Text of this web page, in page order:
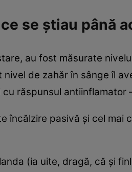
se ştiau până
au fost măsurate
nivel de zahăr în sânge îl
răspunsul
încălzire pasivă şi cel
(ia uite, dragă, că şi